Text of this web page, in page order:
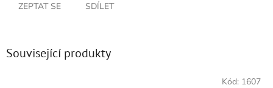
ZEPTAT SE SDÍLET
Související produkty
Kód: 1607